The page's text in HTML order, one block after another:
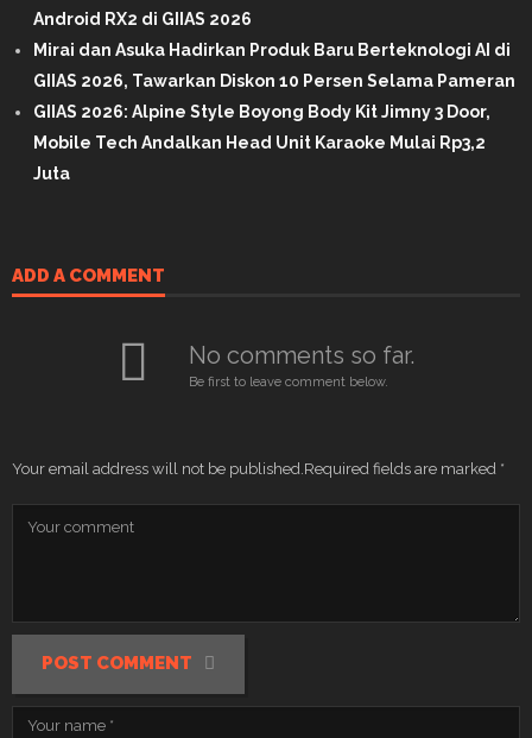
Android RX2 di GIIAS 2026
Mirai dan Asuka Hadirkan Produk Baru Berteknologi AI di
GIIAS 2026, Tawarkan Diskon 10 Persen Selama Pameran
GIIAS 2026: Alpine Style Boyong Body Kit Jimny 3 Door,
Mobile Tech Andalkan Head Unit Karaoke Mulai Rp3,2
Juta
ADD A COMMENT
No comments so far.
Be first to leave comment below.
Your email address will not be published. Required fields are marked *
POST COMMENT